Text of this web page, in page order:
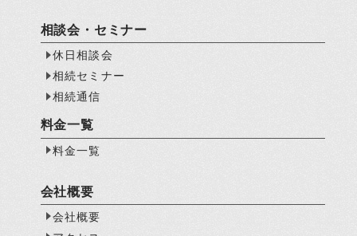
相談会・セミナー
休日相談会
相続セミナー
相続通信
料金一覧
料金一覧
会社概要
会社概要